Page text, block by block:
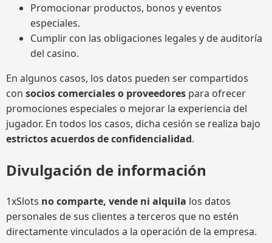
Promocionar productos, bonos y eventos
especiales.
Cumplir con las obligaciones legales y de auditoría
del casino.
En algunos casos, los datos pueden ser compartidos
con socios comerciales o proveedores para ofrecer
promociones especiales o mejorar la experiencia del
jugador. En todos los casos, dicha cesión se realiza bajo
estrictos acuerdos de confidencialidad.
Divulgación de información
1xSlots no comparte, vende ni alquila los datos
personales de sus clientes a terceros que no estén
directamente vinculados a la operación de la empresa.